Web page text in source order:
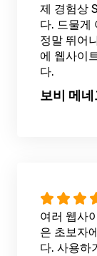
제 경험상
다. 드물게
정말 뛰어
에 웹사이
다.
보비 메
여러 웹사
은 초보자
다. 사용하